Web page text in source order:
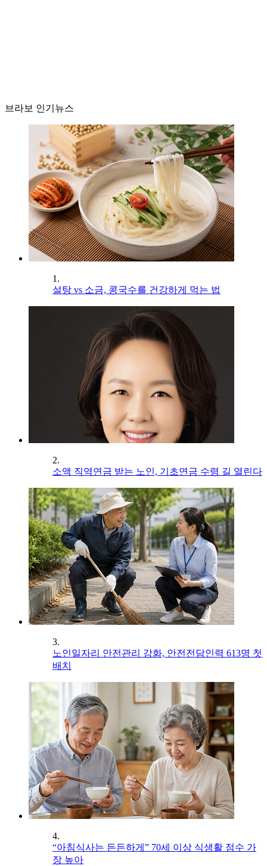
브라보 인기뉴스
1.
설탕 vs 소금, 콩국수를 건강하게 먹는 법
2.
소액 직역연금 받는 노인, 기초연금 수령 길 열린다
3.
노인일자리 안전관리 강화, 안전전담인력 613명 첫
배치
4.
“아침식사는 든든하게” 70세 이상 식생활 점수 가
장 높아